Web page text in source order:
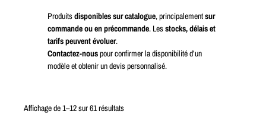
Produitsdisponibles sur catalogue, principalementsur
commande ou en précommande. Lesstocks, délais et
tarifs peuvent évoluer.
Contactez-nouspour confirmer la disponibilité d’un
modèle et obtenir un devis personnalisé.
Affichage de 1–12 sur 61 résultats